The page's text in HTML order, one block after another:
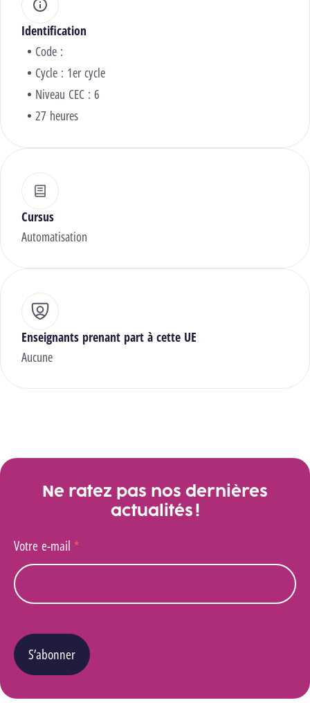
Identification
Code :
Cycle : 1er cycle
Niveau CEC : 6
27 heures
Cursus
Automatisation
Enseignants prenant part à cette UE
Aucune
Ne ratez pas nos dernières
actualités !
Votre e-mail *
S’abonner